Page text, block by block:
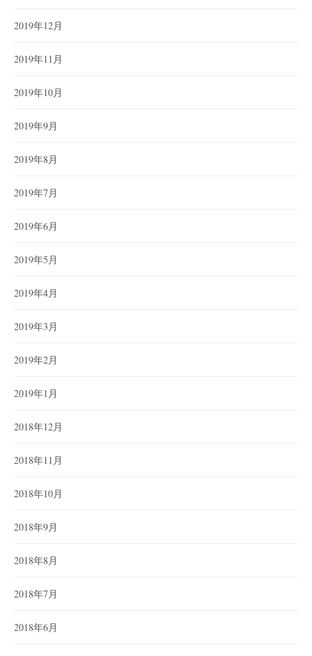
2019年12月
2019年11月
2019年10月
2019年9月
2019年8月
2019年7月
2019年6月
2019年5月
2019年4月
2019年3月
2019年2月
2019年1月
2018年12月
2018年11月
2018年10月
2018年9月
2018年8月
2018年7月
2018年6月